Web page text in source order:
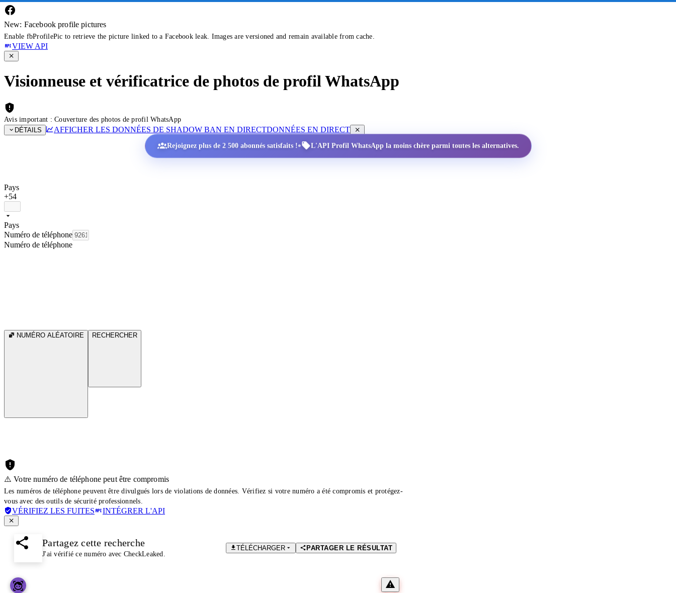
New: Facebook profile pictures
Enable fbProfilePic to retrieve the picture linked to a Facebook leak. Images are versioned and remain available from cache.
VIEW API
Visionneuse et vérificatrice de photos de profil WhatsApp
Avis important : Couverture des photos de profil WhatsApp
DÉTAILS
AFFICHER LES DONNÉES DE SHADOW BAN EN DIRECTDONNÉES EN DIRECT
Rejoignez plus de 2 500 abonnés satisfaits !• L'API Profil WhatsApp la moins chère parmi toutes les alternatives.
Pays
+54
Pays
Numéro de téléphone
Numéro de téléphone
NUMÉRO ALÉATOIRE RECHERCHER
⚠️ Votre numéro de téléphone peut être compromis
Les numéros de téléphone peuvent être divulgués lors de violations de données. Vérifiez si votre numéro a été compromis et protégez-
vous avec des outils de sécurité professionnels.
VÉRIFIEZ LES FUITES INTÉGRER L'API
Partagez cette recherche
J'ai vérifié ce numéro avec CheckLeaked.
TÉLÉCHARGER PARTAGER LE RÉSULTAT